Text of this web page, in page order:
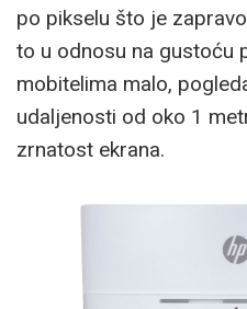
po pikselu što je
to u odnosu na gustoću
mobitelima malo,
udaljenosti od oko 1
zrnatost ekrana.